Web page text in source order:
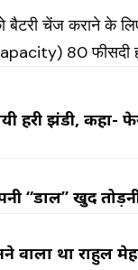
चेंज कराने के
80 फीसदी
हरी झंडी, कहा-
“डाल” खुद
वाला था राहुल